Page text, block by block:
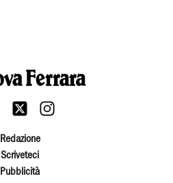
Redazione
Scriveteci
Pubblicità